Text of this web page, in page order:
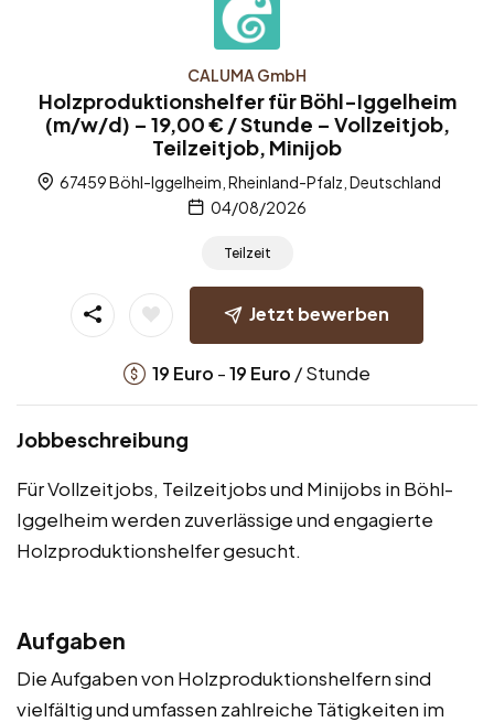
CALUMA GmbH
Holzproduktionshelfer für Böhl-Iggelheim
(m/w/d) – 19,00 € / Stunde – Vollzeitjob,
Teilzeitjob, Minijob
67459 Böhl-Iggelheim, Rheinland-Pfalz, Deutschland
04/08/2026
Teilzeit
Jetzt bewerben
19 Euro -19 Euro / Stunde
Jobbeschreibung
Für Vollzeitjobs, Teilzeitjobs und Minijobs in Böhl-
Iggelheim werden zuverlässige und engagierte
Holzproduktionshelfer gesucht.
Aufgaben
Die Aufgaben von Holzproduktionshelfern sind
vielfältig und umfassen zahlreiche Tätigkeiten im